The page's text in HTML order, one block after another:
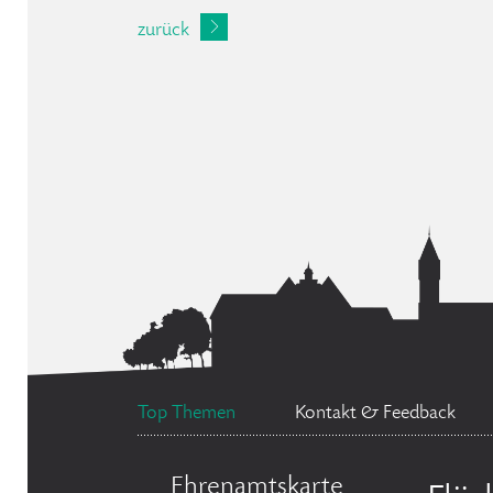
zurück
Top Themen Kontakt & Feedback